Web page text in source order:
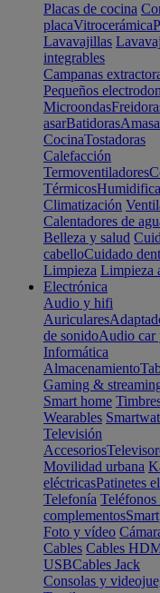
Placas de cocina
placaVitrocerámica
Lavavajillas
integrables
Campanas
Pequeños
Microondas
asarBatidoras
CocinaTostadoras
Calefacción
Termoventiladores
Térmicos
Climatización
Calentadores de
Belleza y salud
cabelloCuidado
Limpieza Limpieza
Electrónica
Audio y hifi
Auriculares
de sonidoAudio car
Informática
Almacenamiento
Gaming &
Smart home
Wearables
Televisión
Accesorios
Movilidad urbana
eléctricasPatinetes
Telefonía
complementos
Foto y vídeo
Cables Cables
USBCables Jack
Consolas y